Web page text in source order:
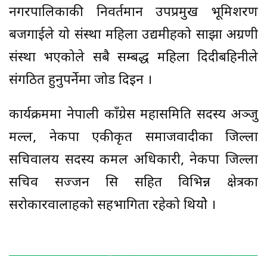
नगरपालिकाकी निवर्तमान उपप्रमुख भूमिशरण
बजगाईले यो संस्था महिला उद्यमीहरुको साझा अग्रणी
संस्था भएकोले सबै सम्बद्ध महिला दिदीबहिनीले
संगठित हुनुपर्नेमा जोड दिइन ।
कार्यक्रममा नेपाली काँग्रेस महासमिति सदस्य अञ्जु
मल्ल, नेकपा एकीकृत समाजवादीका जिल्ला
सचिवालय सदस्य कमल अधिकारी, नेकपा जिल्ला
सचिव सज्जन सि सहित विभिन्न क्षेत्रका
सरोकारवालाहरुको सहभागिता रहेको थियोे ।